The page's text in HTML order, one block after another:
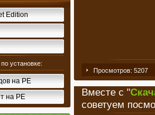
Edition
установке:
на PE
на PE
Просмотров: 5207
Вместе с "
советуем